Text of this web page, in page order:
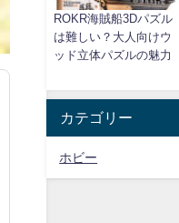
ROKR海賊船3Dパズル
は難しい？大人向けウ
ッド立体パズルの魅力
カテゴリー
ホビー